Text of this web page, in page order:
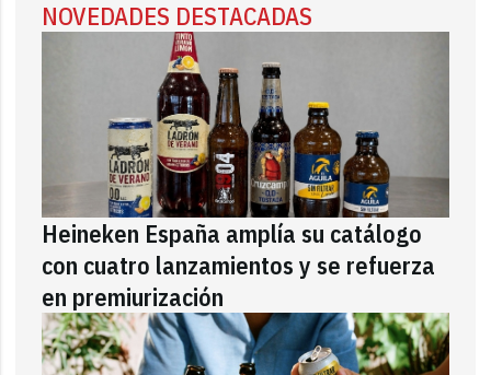
NOVEDADES DESTACADAS
Heineken España amplía su catálogo
con cuatro lanzamientos y se refuerza
en premiurización